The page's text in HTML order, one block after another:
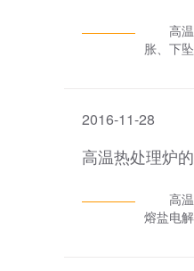
高温
胀、下
可以直
2016-11-28
高温热处理炉
高温
熔盐电